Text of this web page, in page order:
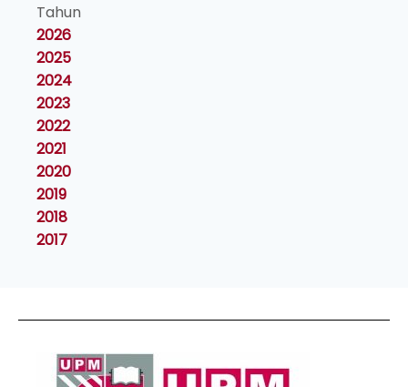
Tahun
2026
2025
2024
2023
2022
2021
2020
2019
2018
2017